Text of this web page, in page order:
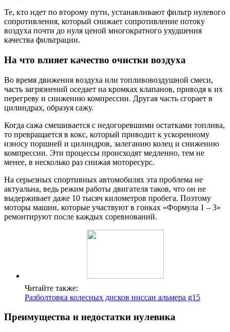
Те, кто идет по второму пути, устанавливают фильтр нулевого
сопротивления, который снижает сопротивление потоку
воздуха почти до нуля ценой многократного ухудшения
качества фильтрации.
На что влияет качество очистки воздуха
Во время движения воздуха или топливовоздушной смеси,
часть загрязнений оседает на кромках клапанов, приводя к их
перегреву и снижению компрессии. Другая часть сгорает в
цилиндрах, образуя сажу.
Когда сажа смешивается с недогоревшими остатками топлива,
то превращается в кокс, который приводит к ускоренному
износу поршней и цилиндров, залеганию колец и снижению
компрессии. Эти процессы происходят медленно, тем не
менее, в несколько раз снижая моторесурс.
На серьезных спортивных автомобилях эта проблема не
актуальна, ведь режим работы двигателя таков, что он не
выдерживает даже 10 тысяч километров пробега. Поэтому
моторы машин, которые участвуют в гонках «Формула 1 – 3»
ремонтируют после каждых соревнований.
Читайте также:
Разболтовка колесных дисков ниссан альмера g15
Преимущества и недостатки нулевика